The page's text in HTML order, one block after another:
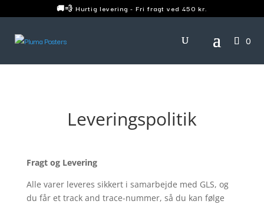
🚚💨 Hurtig levering - Fri fragt ved 450 kr.
0
Leveringspolitik
Fragt og Levering
Alle varer leveres sikkert i samarbejde med GLS, og
du får et track and trace-nummer, så du kan følge